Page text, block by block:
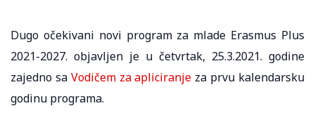
Dugo očekivani novi program za mlade Erasmus Plus
2021-2027. objavljen je u četvrtak, 25.3.2021. godine
zajedno sa Vodičem za apliciranje za prvu kalendarsku
godinu programa.